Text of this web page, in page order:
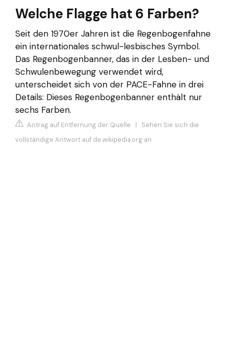
Welche Flagge hat 6 Farben?
Seit den 1970er Jahren ist die Regenbogenfahne
ein internationales schwul-lesbisches Symbol.
Das Regenbogenbanner, das in der Lesben- und
Schwulenbewegung verwendet wird,
unterscheidet sich von der PACE-Fahne in drei
Details: Dieses Regenbogenbanner enthält nur
sechs Farben.
Antrag auf Entfernung der Quelle | Sehen Sie sich die
vollständige Antwort auf de.wikipedia.org an